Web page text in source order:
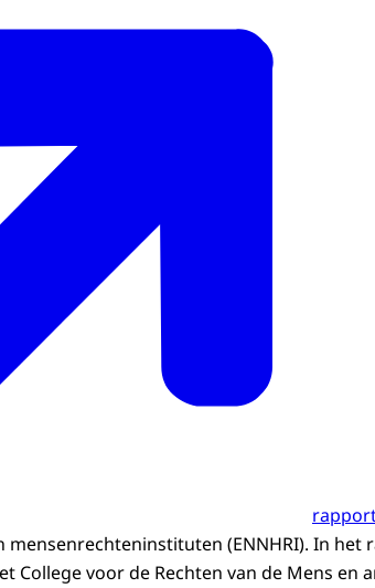
mensenrechteninstituten (ENNHRI). In het
College voor de Rechten van de Mens en